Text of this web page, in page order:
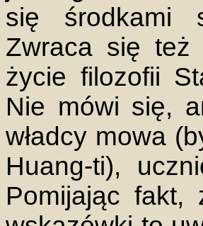
się środkami
Zwraca się też
życie filozofii
Nie mówi się,
władcy mowa
Huang-ti),
Pomijając